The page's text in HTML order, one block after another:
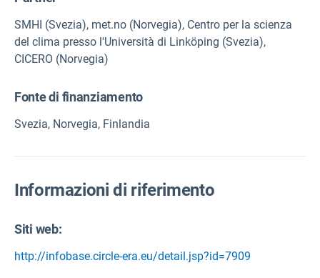
SMHI (Svezia), met.no (Norvegia), Centro per la scienza
del clima presso l'Università di Linköping (Svezia),
CICERO (Norvegia)
Fonte di finanziamento
Svezia, Norvegia, Finlandia
Informazioni di riferimento
Siti web:
http://infobase.circle-era.eu/detail.jsp?id=7909